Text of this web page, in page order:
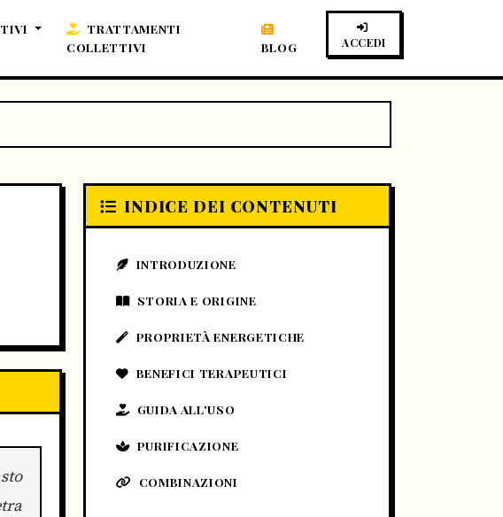
TRATTAMENTI
COLLETTIVI
BLOG ACCEDI
INDICE DEI CONTENUTI
INTRODUZIONE
STORIA E ORIGINE
PROPRIETÀ ENERGETICHE
BENEFICI TERAPEUTICI
GUIDA ALL'USO
PURIFICAZIONE
COMBINAZIONI